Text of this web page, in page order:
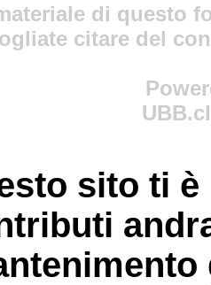
di questo
citare del
sito ti